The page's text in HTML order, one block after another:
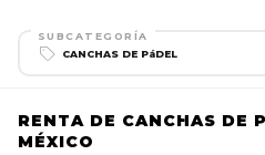
SUBCATEGORÍA
RENTA DE CANCHAS DE
MÉXICO